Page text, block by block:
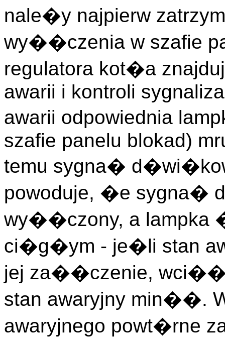
nale�y najpierw
wy��czenia w szafie
regulatora kot�a
awarii i kontroli
awarii odpowiednia
szafie panelu blokad)
temu sygna�
powoduje, �e sygna�
wy��czony, a
ci�g�ym - je�li stan
jej za��czenie,
stan awaryjny min��.
awaryjnego powt�rne